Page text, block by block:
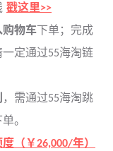
戳这里>>
购物车 下单；完成
定通过55海淘链
，需通过55海淘跳
。
（￥26,000/年）